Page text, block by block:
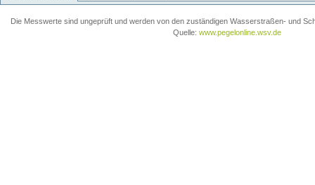
Die Messwerte sind ungeprüft und werden von den zuständigen Wasserstraßen- und
Quelle: www.pegelonline.wsv.de